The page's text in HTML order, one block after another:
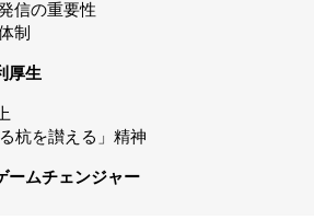
信の重要性
制
厚生
杭を讃える」精神
ームチェンジャー